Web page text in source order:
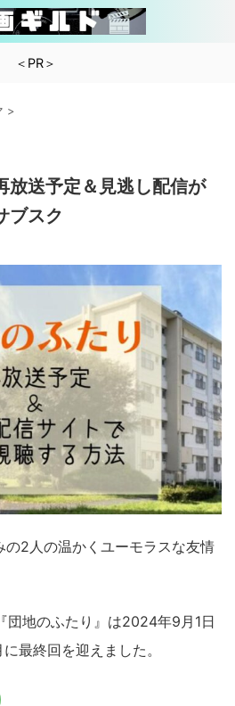
＜PR＞
>
放送予定＆見逃し配信が
ブスク
の2人の温かくユーモラスな友情
団地のふたり』は2024年9月1日
最終回を迎えました。